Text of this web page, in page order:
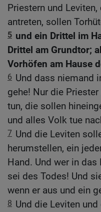
Priestern und
antreten, sollen
5 und ein Drittel im
Drittel am Grundtor;
Vorhöfen am Hause
6 Und dass niemand
gehe! Nur die
tun, die sollen
und alles Volk tue
7 Und die Leviten
herumstellen, ein
Hand. Und wer in
sei des Todes! Und
wenn er aus und ein
8 Und die Leviten